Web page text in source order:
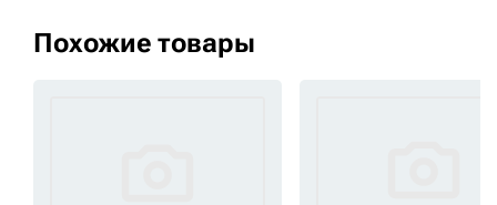
Похожие товары